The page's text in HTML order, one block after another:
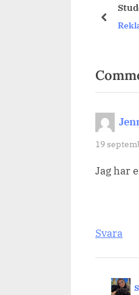
prev
19
Jag har
Svara